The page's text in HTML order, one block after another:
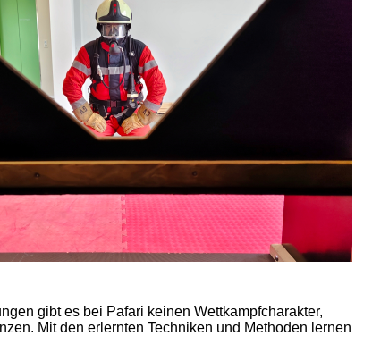
gibt es bei Pafari keinen Wettkampfcharakter,
Mit den erlernten Techniken und Methoden lernen